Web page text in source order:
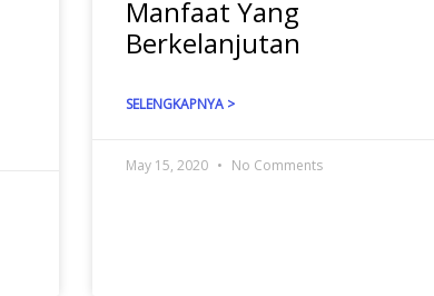
Manfaat Yang
Berkelanjutan
SELENGKAPNYA >
May 15, 2020 No Comments